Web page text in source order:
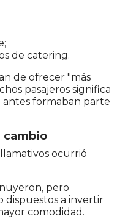
de catering.
de ofrecer "más
pasajeros significa
formaban parte
cambio
ocurrió
pero
dispuestos a invertir
comodidad.